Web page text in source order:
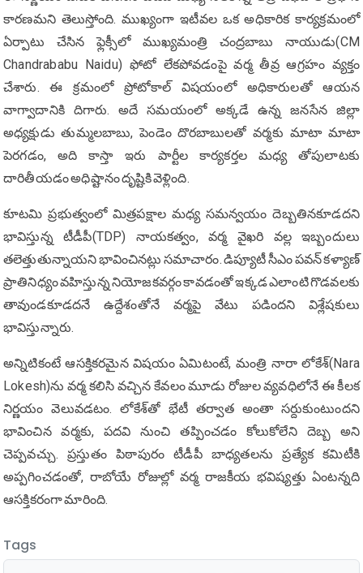
కారణమని తెలుస్తోంది. ముఖ్యంగా ఇటీవల ఒక అధికారిక కార్యక్రమంలో
ఏర్పాటు చేసిన ఫ్లెక్సీలో ముఖ్యమంత్రి చంద్రబాబు నాయుడు(CM
Chandrababu Naidu) ఫోటో లేకపోవడంపై వర్మ తీవ్ర ఆగ్రహం వ్యక్తం
చేశారు. ఈ క్రమంలో ప్రోటోకాల్ విషయంలో అధికారులతో ఆయన
వాగ్వాదానికి దిగారు. అదే సమయంలో అక్కడే ఉన్న జనసేన జిల్లా
అధ్యక్షుడు తుమ్మలబాబు, పెండెం దొరబాబుల‌తో వర్మకు మాటా మాటా
పెరగడం, అది కాస్తా ఇరు పార్టీల కార్యకర్తల మధ్య తోపులాటకు
దారితీయడం అధిష్టానం దృష్టికి వెళ్లింది.
కూటమి ప్రభుత్వంలో మిత్రపక్షాల మధ్య సమన్వయం దెబ్బతినకూడదని
భావిస్తున్న టీడీపీ(TDP) నాయకత్వం, వర్మ వైఖరి వల్ల ఇబ్బందులు
తలెత్తుతున్నాయని భావించినట్లు సమాచారం. డిప్యూటీ సీఎం పవన్ కళ్యాణ్
ప్రాతినిధ్యం వహిస్తున్న నియోజకవర్గం కావడంతో ఇక్కడ ఎలాంటి గొడవలకు
తావుండకూడదనే ఉద్దేశంతోనే వర్మపై వేటు పడిందని విశ్లేషకులు
భావిస్తున్నారు.
అన్నిటికంటే ఆసక్తికరమైన విషయం ఏమిటంటే, మంత్రి నారా లోకేశ్‌(Nara
Lokesh)ను వర్మ కలిసి వచ్చిన కేవలం మూడు రోజుల వ్యవధిలోనే ఈ కీలక
నిర్ణయం వెలువడటం. లోకేశ్‌తో భేటీ తర్వాత అంతా సర్దుకుంటుందని
భావించిన వర్మకు, పదవి నుంచి తప్పించడం కోలుకోలేని దెబ్బ అని
చెప్పవచ్చు. ప్రస్తుతం పిఠాపురం టీడీపీ బాధ్యతలను ప్రత్యేక కమిటీకి
అప్పగించడంతో, రాబోయే రోజుల్లో వర్మ రాజకీయ భవిష్యత్తు ఏంటన్నది
ఆసక్తికరంగా మారింది.
Tags